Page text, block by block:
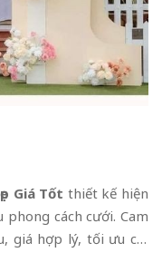
Giá Tốt thiết kế hiện
phong cách cưới. Cam
giá hợp lý, tối ưu chi